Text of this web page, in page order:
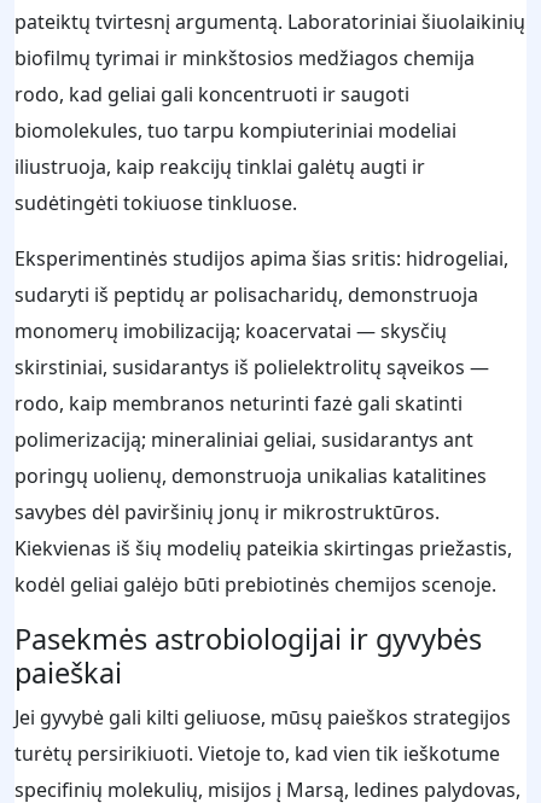
pateiktų tvirtesnį argumentą. Laboratoriniai šiuolaikinių
biofilmų tyrimai ir minkštosios medžiagos chemija
rodo, kad geliai gali koncentruoti ir saugoti
biomolekules, tuo tarpu kompiuteriniai modeliai
iliustruoja, kaip reakcijų tinklai galėtų augti ir
sudėtingėti tokiuose tinkluose.
Eksperimentinės studijos apima šias sritis: hidrogeliai,
sudaryti iš peptidų ar polisacharidų, demonstruoja
monomerų imobilizaciją; koacervatai — skysčių
skirstiniai, susidarantys iš polielektrolitų sąveikos —
rodo, kaip membranos neturinti fazė gali skatinti
polimerizaciją; mineraliniai geliai, susidarantys ant
poringų uolienų, demonstruoja unikalias katalitines
savybes dėl paviršinių jonų ir mikrostruktūros.
Kiekvienas iš šių modelių pateikia skirtingas priežastis,
kodėl geliai galėjo būti prebiotinės chemijos scenoje.
Pasekmės astrobiologijai ir gyvybės
paieškai
Jei gyvybė gali kilti geliuose, mūsų paieškos strategijos
turėtų persirikiuoti. Vietoje to, kad vien tik ieškotume
specifinių molekulių, misijos į Marsą, ledines palydovas,